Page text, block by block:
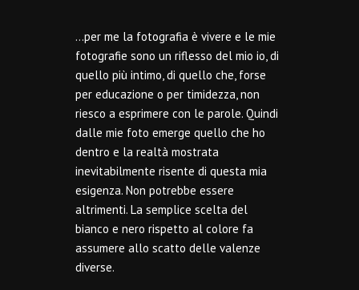
…per me la fotografia è vivere e le mie
fotografie sono un riflesso del mio io, di
quello più intimo, di quello che, forse
per educazione o per timidezza, non
riesco a esprimere con le parole. Quindi
dalle mie foto emerge quello che ho
dentro e la realtà mostrata
inevitabilmente risente di questa mia
esigenza. Non potrebbe essere
altrimenti. La semplice scelta del
bianco e nero rispetto al colore fa
assumere allo scatto delle valenze
diverse.